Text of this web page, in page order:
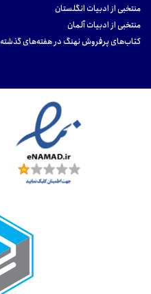
منتخبی از ادبیات انگلستان
منتخبی از ادبیات آلمان
کتاب‌های پرفروش نهنگ در هفته‌های گذشته